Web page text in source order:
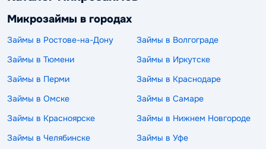
Микрозаймы в городах
Займы в Ростове-на-Дону
Займы в Волгограде
Займы в Тюмени
Займы в Иркутске
Займы в Перми
Займы в Краснодаре
Займы в Омске
Займы в Самаре
Займы в Красноярске
Займы в Нижнем Новгороде
Займы в Челябинске
Займы в Уфе